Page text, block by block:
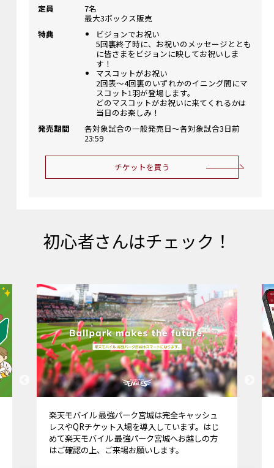
定員
7名
最大3ボックス販売
特典
ビジョンでお祝い
5回裏終了時に、お祝いのメッセージととも
に皆さまをビジョンに映してお祝いしま
す！
マスコットがお祝い
2回表～4回裏のいずれかのイニング間にマ
スコット1羽が登場します。
どのマスコットがお祝いに来てくれるかは
当日のお楽しみ！
発売期間
各対象試合の一般発売日～各対象試合3日前
23:59
チケットを買う
初心者さんはチェック！
楽天モバイル 最強パーク宮城は完全キャッシュ
レスやQRチケット入場を導入しています。はじ
めて楽天モバイル 最強パーク宮城へお越しの方
はご確認の上、ご来場お願いします。